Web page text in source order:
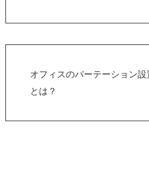
オフィスのパーテーション
とは？